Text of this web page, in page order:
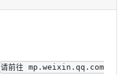
请前往 mp.weixin.qq.com